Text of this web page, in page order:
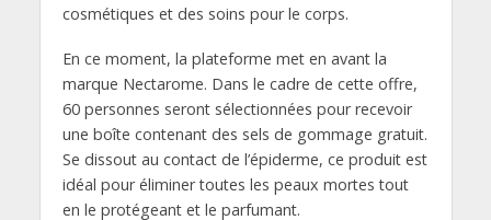
cosmétiques et des soins pour le corps.
En ce moment, la plateforme met en avant la
marque Nectarome. Dans le cadre de cette offre,
60 personnes seront sélectionnées pour recevoir
une boîte contenant des sels de gommage gratuit.
Se dissout au contact de l’épiderme, ce produit est
idéal pour éliminer toutes les peaux mortes tout
en le protégeant et le parfumant.